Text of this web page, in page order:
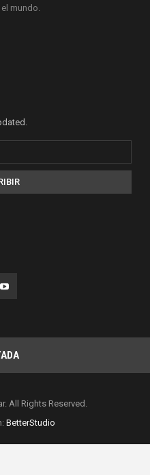
mundo.
All Rights Reserved.
BetterStudio